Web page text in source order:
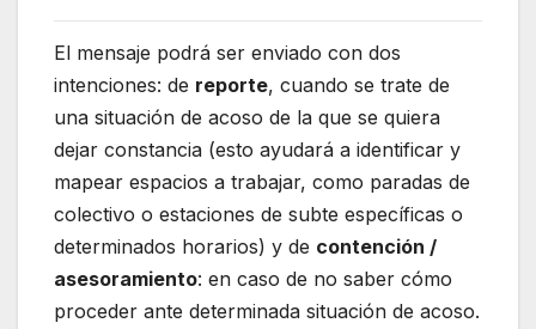
El mensaje podrá ser enviado con dos
intenciones: de reporte, cuando se trate de
una situación de acoso de la que se quiera
dejar constancia (esto ayudará a identificar y
mapear espacios a trabajar, como paradas de
colectivo o estaciones de subte específicas o
determinados horarios) y de contención /
asesoramiento: en caso de no saber cómo
proceder ante determinada situación de acoso.